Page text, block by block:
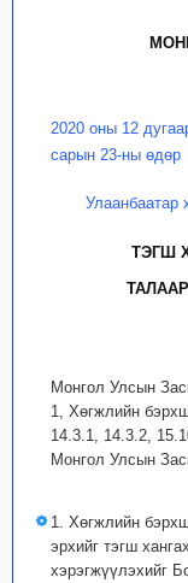
2020 оны 12
сарын 23-ны өдөр
Улаанбаатар
ТЭГШ
Монгол Улсын
1, Хөгжлийн
14.3.1, 14.3.2,
Монгол Улсын
1. Хөгжлийн
эрхийг тэгш
хэрэгжүүлэхийг